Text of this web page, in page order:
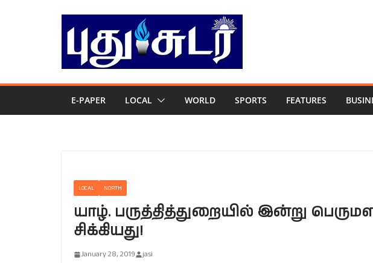
E-PAPER LOCAL WORLD SPORTS FEATURES
LOCAL NORTH
யாழ். பருத்தித்துறையில் இன்று
சிக்கியது!
January 28, 2019 jasi